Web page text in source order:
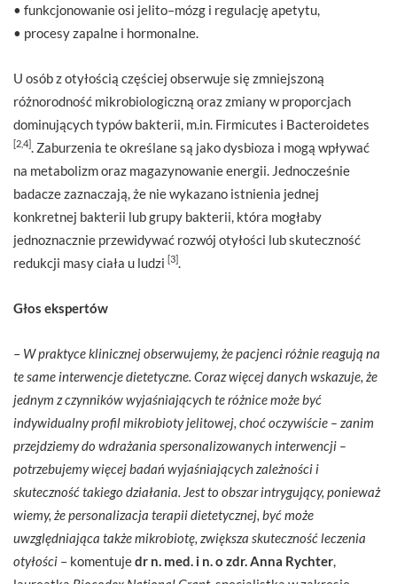
• funkcjonowanie osi jelito–mózg i regulację apetytu,
• procesy zapalne i hormonalne.
U osób z otyłością częściej obserwuje się zmniejszoną
różnorodność mikrobiologiczną oraz zmiany w proporcjach
dominujących typów bakterii, m.in. Firmicutes i Bacteroidetes
[2,4] . Zaburzenia te określane są jako dysbioza i mogą wpływać
na metabolizm oraz magazynowanie energii. Jednocześnie
badacze zaznaczają, że nie wykazano istnienia jednej
konkretnej bakterii lub grupy bakterii, która mogłaby
jednoznacznie przewidywać rozwój otyłości lub skuteczność
redukcji masy ciała u ludzi [3]
Głos ekspertów
– W praktyce klinicznej obserwujemy, że pacjenci różnie reagują na
te same interwencje dietetyczne. Coraz więcej danych wskazuje, że
jednym z czynników wyjaśniających te różnice może być
indywidualny profil mikrobioty jelitowej, choć oczywiście – zanim
przejdziemy do wdrażania spersonalizowanych interwencji –
potrzebujemy więcej badań wyjaśniających zależności i
skuteczność takiego działania. Jest to obszar intrygujący, ponieważ
wiemy, że personalizacja terapii dietetycznej, być może
uwzględniająca także mikrobiotę, zwiększa skuteczność leczenia
otyłości – komentujedr n. med. i n. o zdr. Anna Rychter